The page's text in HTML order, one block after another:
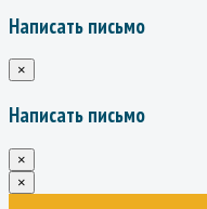
Написать письмо
×
Написать письмо
×
×